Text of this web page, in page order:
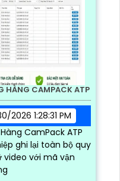
HÀNG CAMPACK ATP
2026 1:28:31 PM
CamPack ATP
ghi lại toàn bộ quy
với mã vận